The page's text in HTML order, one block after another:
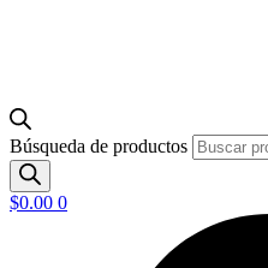
Búsqueda de productos
$0.00 0